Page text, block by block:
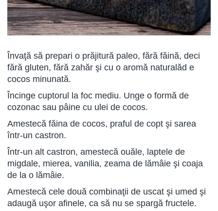
Învaţă să prepari o prăjitură paleo, fără făină, deci
fără gluten, fără zahăr şi cu o aromă naturalăd e
cocos minunată.
Încinge cuptorul la foc mediu. Unge o formă de
cozonac sau pâine cu ulei de cocos.
Amestecă făina de cocos, praful de copt şi sarea
într-un castron.
Într-un alt castron, amestecă ouăle, laptele de
migdale, mierea, vanilia, zeama de lămâie şi coaja
de la o lămâie.
Amestecă cele două combinaţii de uscat şi umed şi
adaugă uşor afinele, ca să nu se spargă fructele.